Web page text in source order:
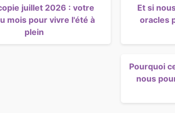
juillet 2026 : votre
mois pour vivre l'été à
plein
Et si
oracles
Pourquoi
nous